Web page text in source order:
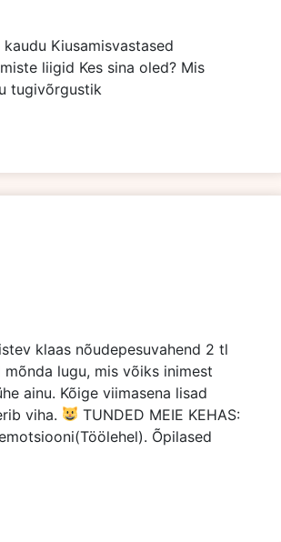
Kiusamisvastased
liigid Kes sina oled? Mis
tugivõrgustik
klaas nõudepesuvahend 2 tl
lugu, mis võiks inimest
ainu. Kõige viimasena lisad
viha.
TUNDED MEIE KEHAS:
Õpilased